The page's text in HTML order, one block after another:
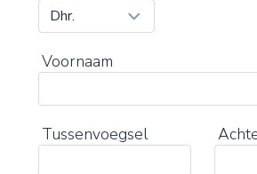
Voornaam
Tussenvoegsel